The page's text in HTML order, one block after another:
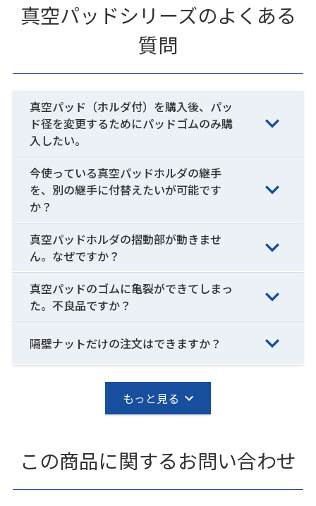
真空パッドシリーズのよくある
質問
真空パッド（ホルダ付）を購入後、パッ
ド径を変更するためにパッドゴムのみ購
入したい。
今使っている真空パッドホルダの継手
を、別の継手に付替えたいが可能です
か？
真空パッドホルダの摺動部が動きませ
ん。なぜですか？
真空パッドのゴムに亀裂ができてしまっ
た。不良品ですか？
隔壁ナットだけの注文はできますか？
もっと見る
この商品に関するお問い合わせ